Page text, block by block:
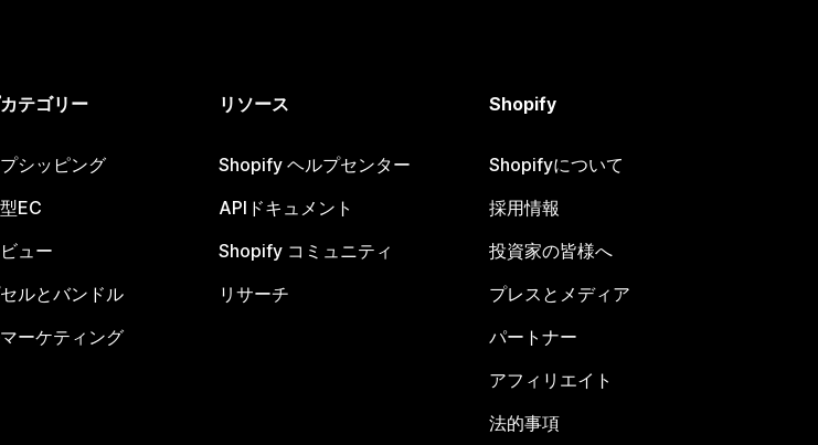
テゴリー
シッピング
EC
ュー
ルとバンドル
ーケティング
リソース
Shopify ヘルプセンター
APIドキュメント
Shopify コミュニティ
リサーチ
Shopify
Shopifyについて
採用情報
投資家の皆様へ
プレスとメディア
パートナー
アフィリエイト
法的事項